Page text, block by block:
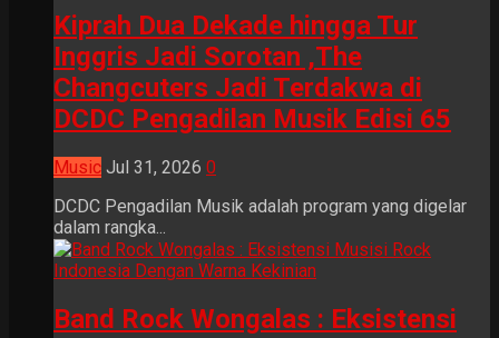
Kiprah Dua Dekade hingga Tur
Inggris Jadi Sorotan ,The
Changcuters Jadi Terdakwa di
DCDC Pengadilan Musik Edisi 65
Music Jul 31, 2026 0
DCDC Pengadilan Musik adalah program yang digelar
dalam rangka...
Band Rock Wongalas : Eksistensi